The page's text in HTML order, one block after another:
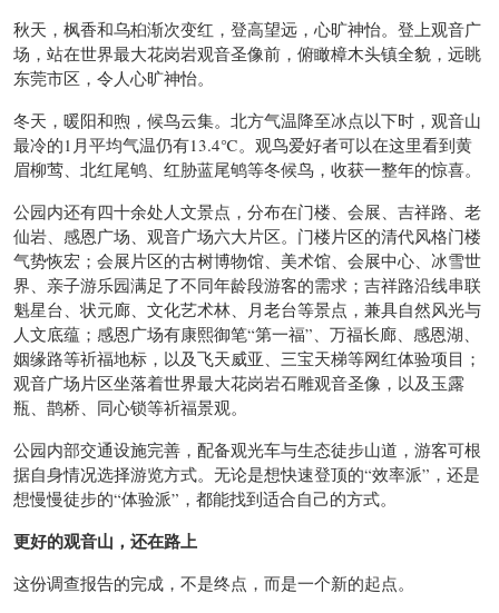
秋天，枫香和乌桕渐次变红，登高望远，心旷神怡。登上观音广
场，站在世界最大花岗岩观音圣像前，俯瞰樟木头镇全貌，远眺
东莞市区，令人心旷神怡。
冬天，暖阳和煦，候鸟云集。北方气温降至冰点以下时，观音山
最冷的1月平均气温仍有13.4℃。观鸟爱好者可以在这里看到黄
眉柳莺、北红尾鸲、红胁蓝尾鸲等冬候鸟，收获一整年的惊喜。
公园内还有四十余处人文景点，分布在门楼、会展、吉祥路、老
仙岩、感恩广场、观音广场六大片区。门楼片区的清代风格门楼
气势恢宏；会展片区的古树博物馆、美术馆、会展中心、冰雪世
界、亲子游乐园满足了不同年龄段游客的需求；吉祥路沿线串联
魁星台、状元廊、文化艺术林、月老台等景点，兼具自然风光与
人文底蕴；感恩广场有康熙御笔“第一福”、万福长廊、感恩湖、
姻缘路等祈福地标，以及飞天威亚、三宝天梯等网红体验项目；
观音广场片区坐落着世界最大花岗岩石雕观音圣像，以及玉露
瓶、鹊桥、同心锁等祈福景观。
公园内部交通设施完善，配备观光车与生态徒步山道，游客可根
据自身情况选择游览方式。无论是想快速登顶的“效率派”，还是
想慢慢徒步的“体验派”，都能找到适合自己的方式。
更好的观音山，还在路上
这份调查报告的完成，不是终点，而是一个新的起点。